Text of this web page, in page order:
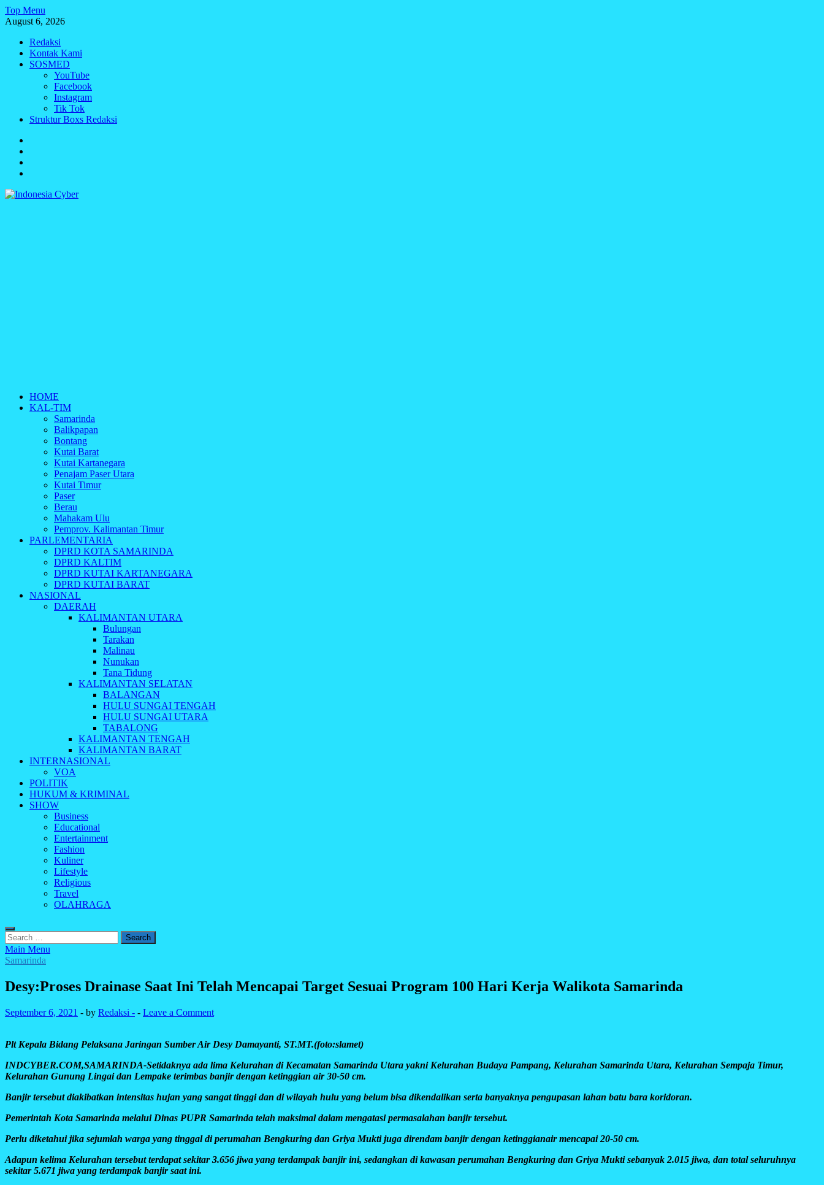
Skip
to
Top Menu
August 6, 2026
Redaksi
Kontak Kami
SOSMED
YouTube
Facebook
Instagram
Tik Tok
Struktur Boxs Redaksi
Redaksi
HOME
KAL-TIM
Samarinda
Balikpapan
Bontang
Kutai Barat
Kutai Kartanegara
Penajam Paser Utara
Kutai Timur
Paser
Berau
Mahakam Ulu
Pemprov. Kalimantan Timur
PARLEMENTARIA
DPRD KOTA SAMARINDA
DPRD KALTIM
DPRD KUTAI KARTANEGARA
DPRD KUTAI BARAT
NASIONAL
DAERAH
KALIMANTAN UTARA
Bulungan
Tarakan
Malinau
Nunukan
Tana Tidung
KALIMANTAN SELATAN
BALANGAN
HULU SUNGAI TENGAH
HULU SUNGAI UTARA
TABALONG
KALIMANTAN TENGAH
KALIMANTAN BARAT
INTERNASIONAL
VOA
POLITIK
HUKUM & KRIMINAL
SHOW
Business
Educational
Entertainment
Fashion
Kuliner
Lifestyle
Religious
Travel
OLAHRAGA
Search
for:
Main Menu
Samarinda
Desy:Proses Drainase Saat Ini Telah Mencapai Target Sesuai Program 100 Hari Kerja Walikota Samarinda
September 6, 2021 - by Redaksi - - Leave a Comment
Plt Kepala Bidang Pelaksana Jaringan Sumber Air Desy Damayanti, ST.MT.(foto:slamet)
INDCYBER.COM,SAMARINDA-Setidaknya ada lima Kelurahan di Kecamatan Samarinda Utara yakni Kelurahan Budaya Pampang, Kelurahan Samarinda Utara, Kelurahan Sempaja Timur,
Kelurahan Gunung Lingai dan Lempake terimbas banjir dengan ketinggian air 30-50 cm.
Banjir tersebut diakibatkan intensitas hujan yang sangat tinggi dan di wilayah hulu yang belum bisa dikendalikan serta banyaknya pengupasan lahan batu bara koridoran.
Pemerintah Kota Samarinda melalui Dinas PUPR Samarinda telah maksimal dalam mengatasi permasalahan banjir tersebut.
Perlu diketahui jika sejumlah warga yang tinggal di perumahan Bengkuring dan Griya Mukti juga direndam banjir dengan ketinggianair mencapai 20-50 cm.
Adapun kelima Kelurahan tersebut terdapat sekitar 3.656 jiwa yang terdampak banjir ini, sedangkan di kawasan perumahan Bengkuring dan Griya Mukti sebanyak 2.015 jiwa, dan total seluruhnya
sekitar 5.671 jiwa yang terdampak banjir saat ini.